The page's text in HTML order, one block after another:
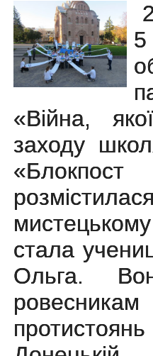
«Війна,
заходу
стала
Ольга.